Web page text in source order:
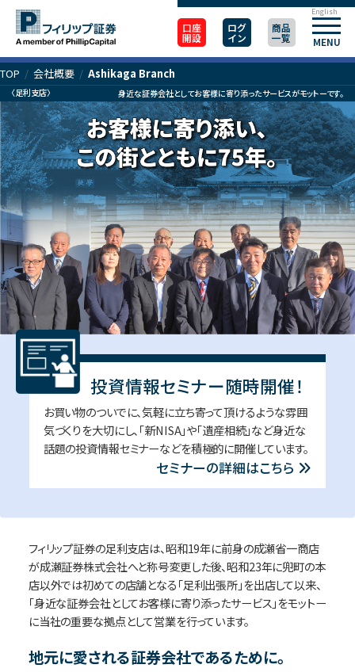
口座
開設
ログ
イン
商品
一覧 MENU
English
TOP / 会社概要 / Ashikaga Branch
〈足利支店〉 身近な証券会社としてお客様に寄り添ったサービスがモットーです。
投資情報セミナー随時開催！
お買い物のついでに、気軽に立ち寄って頂けるような雰囲
気づくりを大切にし、「新NISA」や「遺産相続」など身近な
話題の投資情報セミナーなどを積極的に開催しています。
セミナーの詳細はこちら
フィリップ証券の足利支店は、昭和19年に前身の成瀬省一商店
が成瀬証券株式会社へと称号変更した後、昭和23年に兜町の本
店以外では初めての店舗となる「足利出張所」を出店して以来、
「身近な証券会社としてお客様に寄り添ったサービス」をモットー
に当社の重要な拠点として営業を行っています。
地元に愛される証券会社であるために。